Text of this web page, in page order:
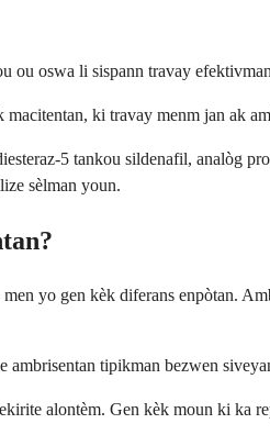
ou oswa li sispann travay
ki travay menm jan ak
5 tankou sildenafil, analòg
sèlman youn.
yo gen kèk diferans enpòtan.
tipikman bezwen
alontèm. Gen kèk moun ki